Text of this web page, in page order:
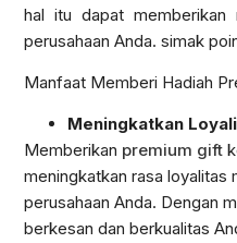
hal itu dapat memberikan
perusahaan Anda. simak
Manfaat Memberi Hadiah
Meningkatkan
Memberikan premium gift
meningkatkan rasa loyalitas
perusahaan Anda. Dengan
berkesan dan berkualitas